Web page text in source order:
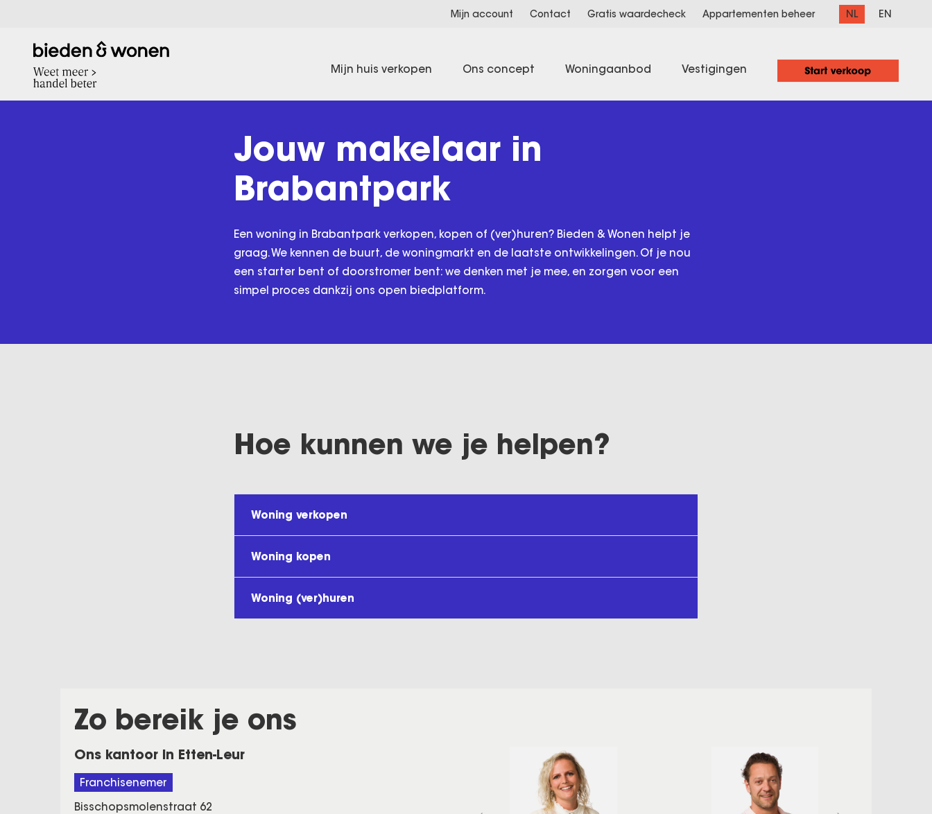
Mijn account Contact Gratis waardecheck Appartementen beheer NL EN
Mijn huis verkopen Ons concept Woningaanbod Vestigingen
Jouw makelaar in
Brabantpark
Een woning in Brabantpark verkopen, kopen of (ver)huren? Bieden & Wonen helpt je
graag. We kennen de buurt, de woningmarkt en de laatste ontwikkelingen. Of je nou
een starter bent of doorstromer bent: we denken met je mee, en zorgen voor een
simpel proces dankzij ons open biedplatform.
Hoe kunnen we je helpen?
Woning verkopen
Woning kopen
Woning (ver)huren
Zo bereik je ons
Ons kantoor in Etten-Leur
Franchisenemer
Bisschopsmolenstraat 62